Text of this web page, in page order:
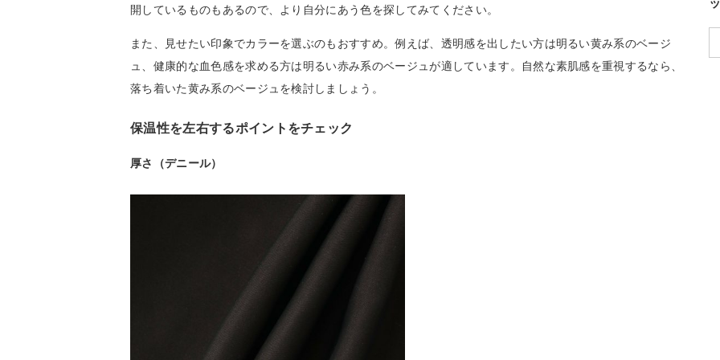
開しているものもあるので、より自分にあう色を探してみてください。
また、見せたい印象でカラーを選ぶのもおすすめ。例えば、透明感を出したい方は明るい黄み系のベージ
ュ、健康的な血色感を求める方は明るい赤み系のベージュが適しています。自然な素肌感を重視するなら、
落ち着いた黄み系のベージュを検討しましょう。
保温性を左右するポイントをチェック
厚さ（デニール）